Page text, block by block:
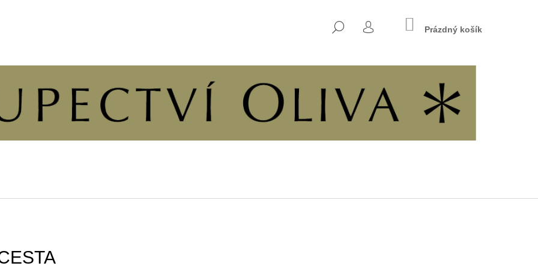
HLEDAT
PŘIHLÁŠENÍ
NÁKUPNÍ
KOŠÍK
Prázdný košík
POTŘEBUJETE NAJÍT?
O PŘÍČINÁCH SVOBODY A